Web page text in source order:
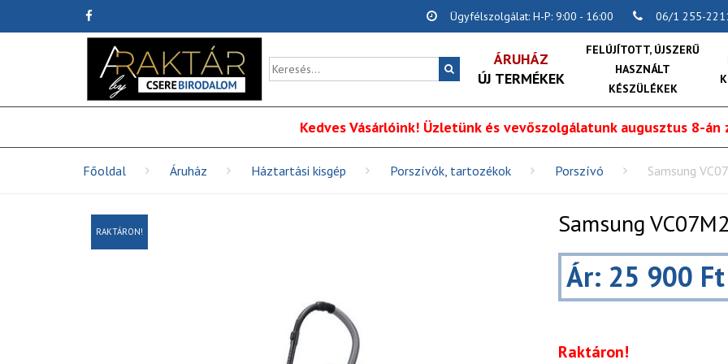
Ügyfélszolgálat: H-P: 9:00 - 16:00 06/1 255-
ÁRUHÁZ
ÚJ TERMÉKEK
FELÚJÍTOTT, ÚJSZERŰ
HASZNÁLT
KÉSZÜLÉKEK
Kedves Vásárlóink! Üzletünk és vevőszolgálatunk augusztus 8-
Főoldal Áruház Háztartási kisgép Porszívók, tartozékok Porszívó Samsung
RAKTÁRON! Samsung
Ár: 25 900 Ft
Raktáron!